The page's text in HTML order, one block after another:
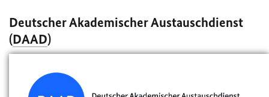
Deutscher Akademischer Austauschdienst
(DAAD)